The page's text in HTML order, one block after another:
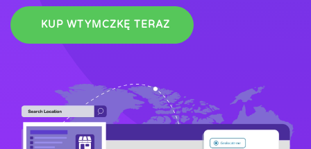
KUP WTYMCZKĘ TERAZ